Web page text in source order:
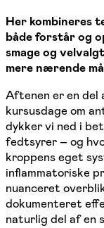
Her kombineres
både forstår og
smage og
mere nærende
Aftenen er en del
kursusdage om
dykker vi ned i
fedtsyrer – og
kroppens eget
inflammatoriske
nuanceret
dokumenteret
naturlig del af en